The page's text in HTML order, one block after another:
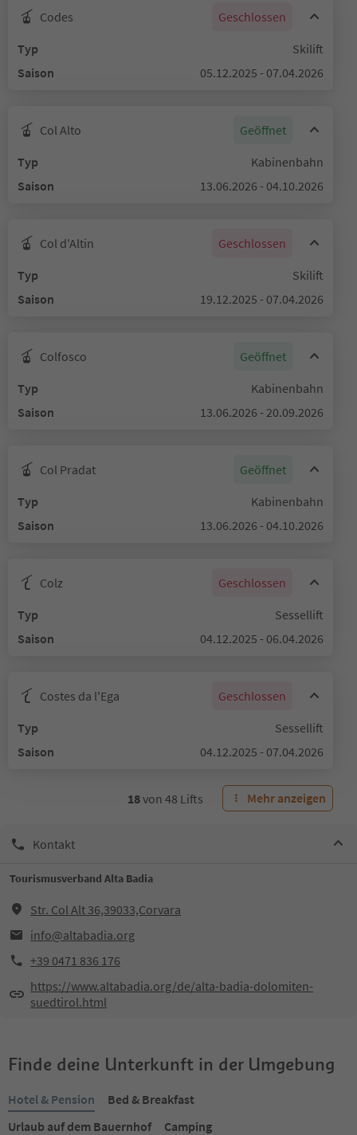
Codes
Geschlossen
Typ
Skilift
Saison
05.12.2025 - 07.04.2026
Col Alto
Geöffnet
Typ
Kabinenbahn
Saison
13.06.2026 - 04.10.2026
Col d'Altin
Geschlossen
Typ
Skilift
Saison
19.12.2025 - 07.04.2026
Colfosco
Geöffnet
Typ
Kabinenbahn
Saison
13.06.2026 - 20.09.2026
Col Pradat
Geöffnet
Typ
Kabinenbahn
Saison
13.06.2026 - 04.10.2026
Colz
Geschlossen
Typ
Sessellift
Saison
04.12.2025 - 06.04.2026
Costes da l'Ega
Geschlossen
Typ
Sessellift
Saison
04.12.2025 - 07.04.2026
18von 48 Lifts Mehr anzeigen
Kontakt
Tourismusverband Alta Badia
Str. Col Alt 36,39033,Corvara
info@altabadia.org
+39 0471 836 176
https://www.altabadia.org/de/alta-badia-dolomiten-
suedtirol.html
Finde deine Unterkunft in der Umgebung
Hotel & Pension
Bed & Breakfast
Urlaub auf dem Bauernhof
Camping